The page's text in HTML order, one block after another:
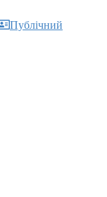
Публічний